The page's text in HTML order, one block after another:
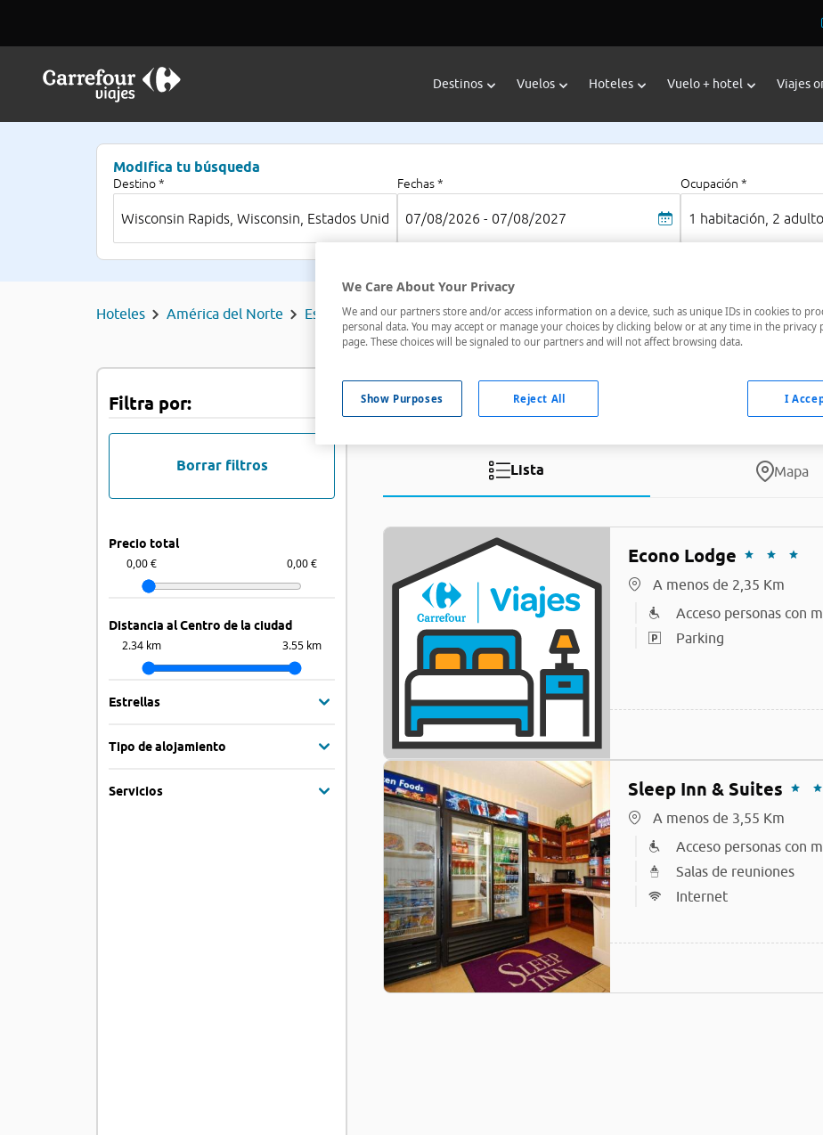
Destinos Vuelos Hoteles Vuelo + hotel Viajes
Modifica tu búsqueda
Destino * Fechas *
07/08/2026 - 07/08/2027
Ocupación *
1 habitación, 2
Hoteles América del Norte Estados Unidos Wisconsin Wisconsin Rapids
Filtra por:
Borrar filtros
Precio total
0,00 € 0,00 €
Distancia al Centro de la ciudad
2.34 km 3.55 km
Estrellas
Tipo de alojamiento
Servicios
Hoteles en: 2 hoteles encontrados
Lista Mapa
Econo Lodge
A menos de 2,35 Km
Acceso personas con
Parking
Sleep Inn & Suites
A menos de 3,55 Km
Acceso personas con
Salas de reuniones
Internet
We Care About Your Privacy
We and our partners store and/or access information on a device, such as unique IDs in cookies to
personal data. You may accept or manage your choices by clicking below or at any time in the privacy
page. These choices will be signaled to our partners and will not affect browsing data.
Show Purposes Reject All I